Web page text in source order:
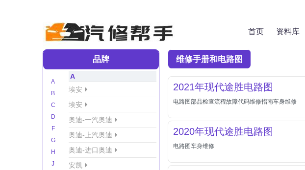
首页 资料库
品牌
A
B
C
D
F
G
H
J
A
埃安
埃安
奥迪-一汽奥迪
奥迪-上汽奥迪
奥迪-进口奥迪
安凯
维修手册和电路图
2021年现代途胜电路图
电路图部品检查流程故障代码维修指南车身维修
2020年现代途胜电路图
电路图车身维修